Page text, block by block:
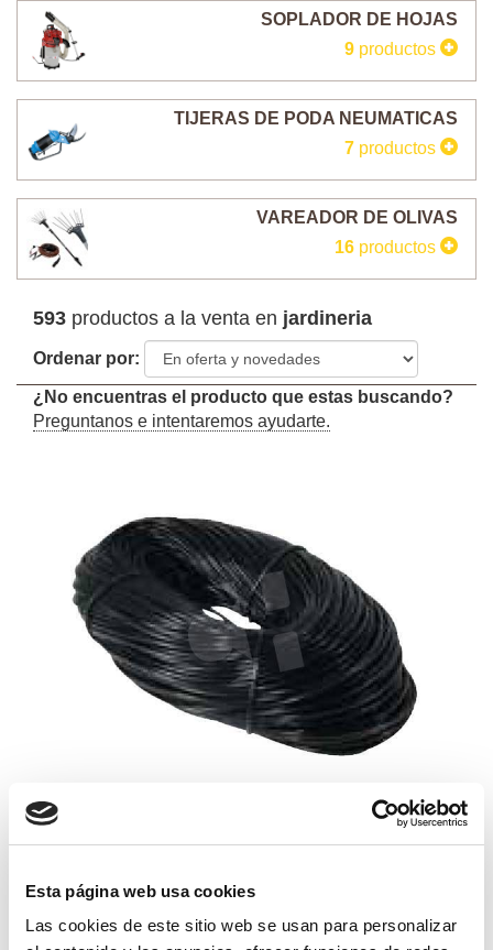
Esta página web usa cookies
Las cookies de este sitio web se usan para personalizar
SOPLADOR DE HOJAS
9 productos
TIJERAS DE PODA NEUMATICAS
7 productos
VAREADOR DE OLIVAS
16 productos
593 productos a la venta en jardineria
Ordenar por:
¿No encuentras el producto que estas buscando?
Preguntanos e intentaremos ayudarte.
0,24€